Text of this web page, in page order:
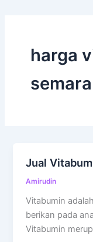
harga
Jual
Amirudin
Vitabumin
berikan pada
Vitabumin